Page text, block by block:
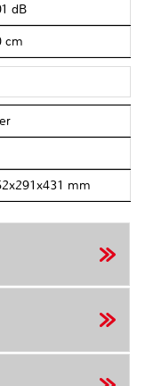
dB
cm
mm